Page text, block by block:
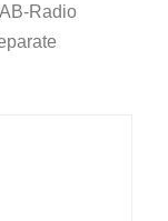
Radio